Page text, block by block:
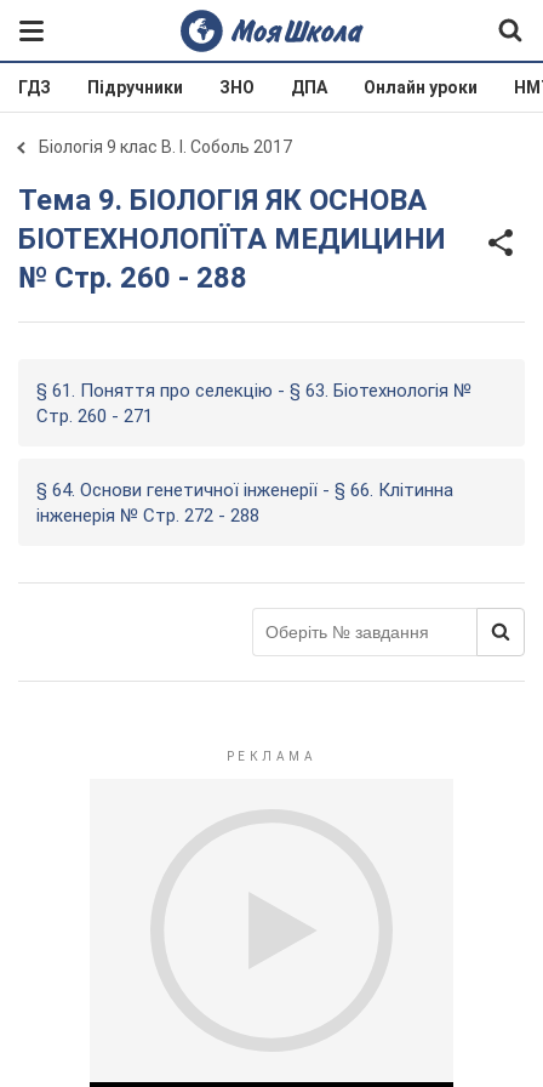
ГДЗ Підручники ЗНО ДПА Онлайн уроки
Біологія 9 клас В. І. Соболь 2017
Тема 9. БІОЛОГІЯ ЯК ОСНОВА
БІОТЕХНОЛОПЇТА МЕДИЦИНИ
№ Стр. 260 - 288
§ 61. Поняття про селекцію - § 63. Біотехнологія №
Стр. 260 - 271
§ 64. Основи генетичної інженерії - § 66. Клітинна
інженерія № Стр. 272 - 288